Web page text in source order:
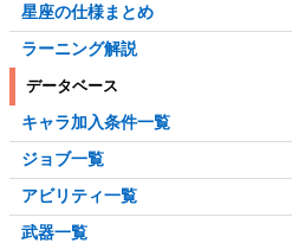
星座の仕様まとめ
ラーニング解説
データベース
キャラ加入条件一覧
ジョブ一覧
アビリティ一覧
武器一覧